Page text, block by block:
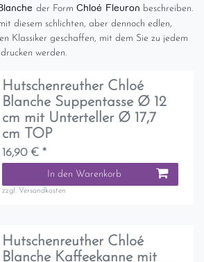
der Form Chloé Fleuron beschreiben.
diesem schlichten, aber dennoch edlen,
Klassiker geschaffen, mit dem Sie zu jedem
werden.
Hutschenreuther Chloé
Blanche Suppentasse Ø 12
cm mit Unterteller Ø 17,7
cm TOP
16,90 € *
In den Warenkorb
zzgl. Versandkosten
Hutschenreuther Chloé
Blanche Kaffeekanne mit